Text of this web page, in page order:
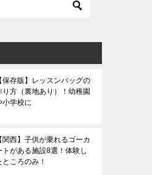
【保存版】レッスンバッグの
り方（裏地あり）！幼稚園
小学校に
【関西】子供が乗れるゴーカ
トがある施設8選！体験し
ところのみ！